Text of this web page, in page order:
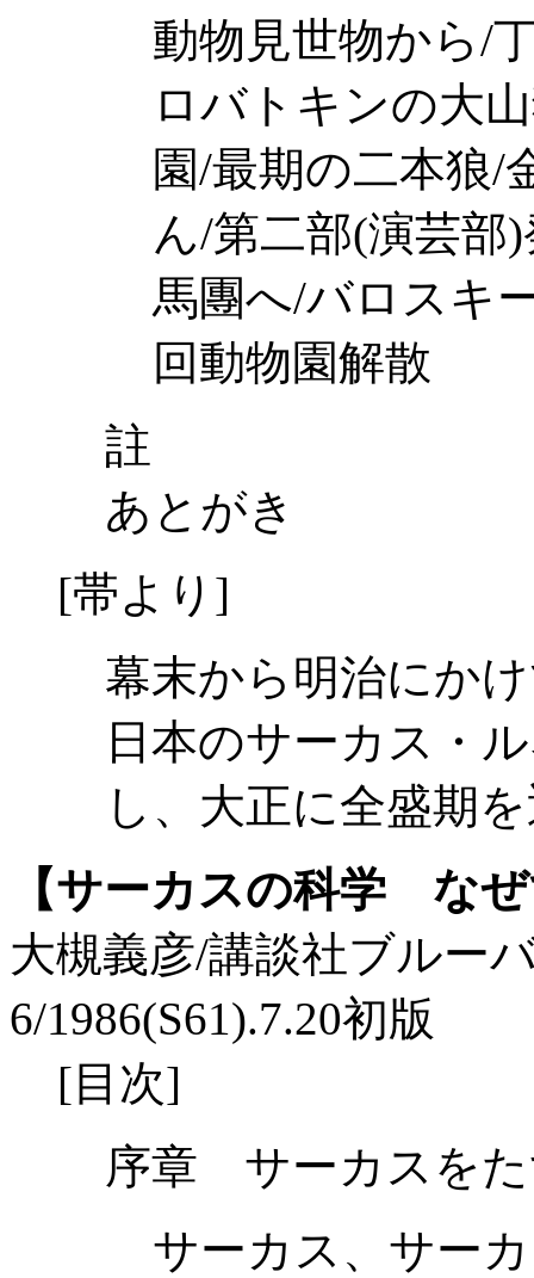
動物見世物から/
ロバトキンの大
園/最期の二本狼/
ん/第二部(演芸部
馬團へ/バロスキ
回動物園解散
註
あとがき
[帯より]
幕末から明治にか
日本のサーカス・
し、大正に全盛期
【サーカスの科学 な
大槻義彦/講談社ブルー
6/1986(S61).7.20初版
[目次]
序章 サーカスを
サーカス、サー